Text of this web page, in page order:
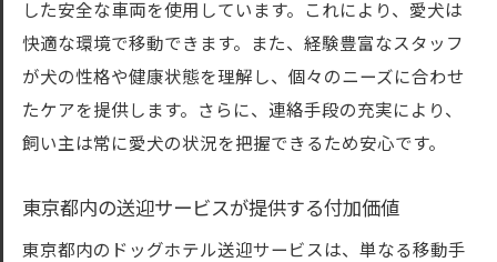
した安全な車両を使用しています。これにより、愛犬は
快適な環境で移動できます。また、経験豊富なスタッフ
が犬の性格や健康状態を理解し、個々のニーズに合わせ
たケアを提供します。さらに、連絡手段の充実により、
飼い主は常に愛犬の状況を把握できるため安心です。
東京都内の送迎サービスが提供する付加価値
東京都内のドッグホテル送迎サービスは、単なる移動手